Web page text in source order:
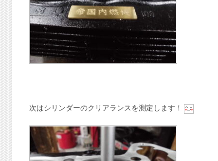
次はシリンダーのクリアランスを測定します！